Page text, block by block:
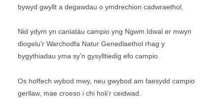
bywyd gwyllt a degawdau o ymdrechion cadwraethol.
Nid ydym yn caniatáu campio yng Ngwm Idwal er mwyn
diogelu’r Warchodfa Natur Genedlaethol rhag y
bygythiadau yma sy’n gysylltiedig efo campio.
Os hoffech wybod mwy, neu gwybod am faesydd campio
gerllaw, mae croeso i chi holi’r ceidwad.